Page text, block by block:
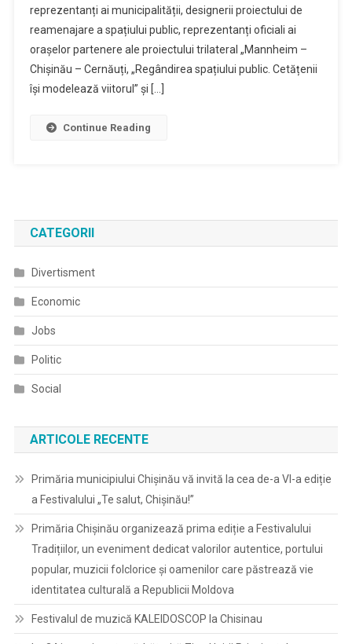
reprezentanți ai municipalității, designerii proiectului de
reamenajare a spațiului public, reprezentanți oficiali ai
orașelor partenere ale proiectului trilateral „Mannheim –
Chișinău – Cernăuți, „Regândirea spațiului public. Cetățenii
își modelează viitorul” și […]
Continue Reading
CATEGORII
Divertisment
Economic
Jobs
Politic
Social
ARTICOLE RECENTE
Primăria municipiului Chișinău vă invită la cea de-a VI-a ediție
a Festivalului „Te salut, Chișinău!”
Primăria Chișinău organizează prima ediție a Festivalului
Tradițiilor, un eveniment dedicat valorilor autentice, portului
popular, muzicii folclorice și oamenilor care păstrează vie
identitatea culturală a Republicii Moldova
Festivalul de muzică KALEIDOSCOP la Chisinau